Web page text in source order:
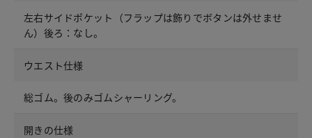
左右サイドポケット（フラップは飾りでボタンは外せませ
ん）後ろ：なし。
ウエスト仕様
総ゴム。後のみゴムシャーリング。
開きの仕様